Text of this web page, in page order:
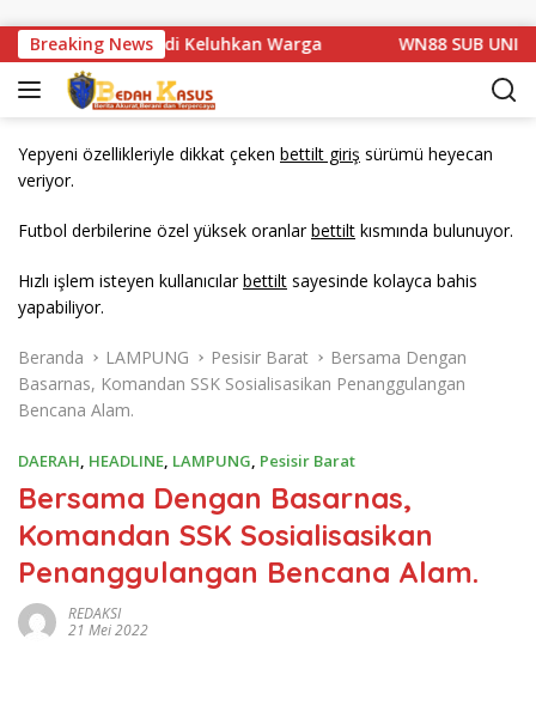
Breaking News
1 Basarang di Keluhkan Warga WN88 SUB UNIT 13
Yepyeni özellikleriyle dikkat çeken bettilt giriş sürümü heyecan
veriyor.
Futbol derbilerine özel yüksek oranlarbettilt kısmında bulunuyor.
Hızlı işlem isteyen kullanıcılarbettilt sayesinde kolayca bahis
yapabiliyor.
Beranda LAMPUNG Pesisir Barat
Bersama Dengan
Basarnas, Komandan SSK Sosialisasikan Penanggulangan
Bencana Alam.
DAERAH, HEADLINE, LAMPUNG, Pesisir Barat
Bersama Dengan Basarnas,
Komandan SSK Sosialisasikan
Penanggulangan Bencana Alam.
REDAKSI
21 Mei 2022